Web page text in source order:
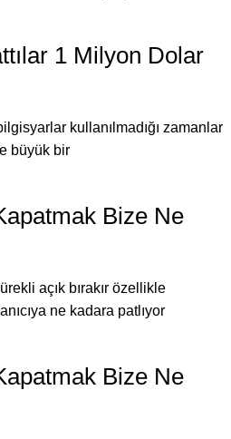
1 Milyon Dolar
kullanılmadığı zamanlar
büyük bir
Bize Ne
açık bırakır özellikle
ne kadara patlıyor
Bize Ne